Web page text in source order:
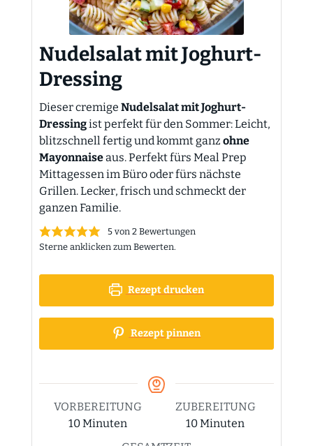
Nudelsalat mit Joghurt-
Dressing
Dieser cremige Nudelsalat mit Joghurt-
Dressingist perfekt für den Sommer: Leicht,
blitzschnell fertig und kommt ganz ohne
Mayonnaiseaus. Perfekt fürs Meal Prep
Mittagessen im Büro oder fürs nächste
Grillen. Lecker, frisch und schmeckt der
ganzen Familie.
5von 2Bewertungen
Sterne anklicken zum Bewerten.
Rezept drucken
Rezept pinnen
VORBEREITUNG
10Minuten
Minuten
ZUBEREITUNG
10Minuten
Minuten